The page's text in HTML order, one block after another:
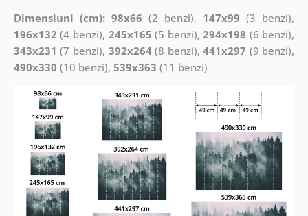
Dimensiuni (cm): 98x66 (2 benzi), 147x99 (3 benzi),
196x132 (4 benzi), 245x165 (5 benzi),294x198 (6 benzi),
343x231 (7 benzi), 392x264(8 benzi),441x297 (9 benzi),
490x330 (10 benzi), 539x363 (11 benzi)